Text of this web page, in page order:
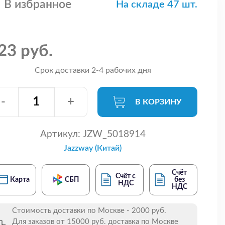
В избранное На складе 47 шт.
руб.
Срок доставки 2-4 рабочих дня
- + В КОРЗИНУ
Артикул: JZW_5018914
Jazzway (Китай)
Карта СБП
Счёт с
НДС
Счёт
без
НДС
Стоимость доставки по Москве - 2000 руб.
Для заказов от 15000 руб. доставка по Москве